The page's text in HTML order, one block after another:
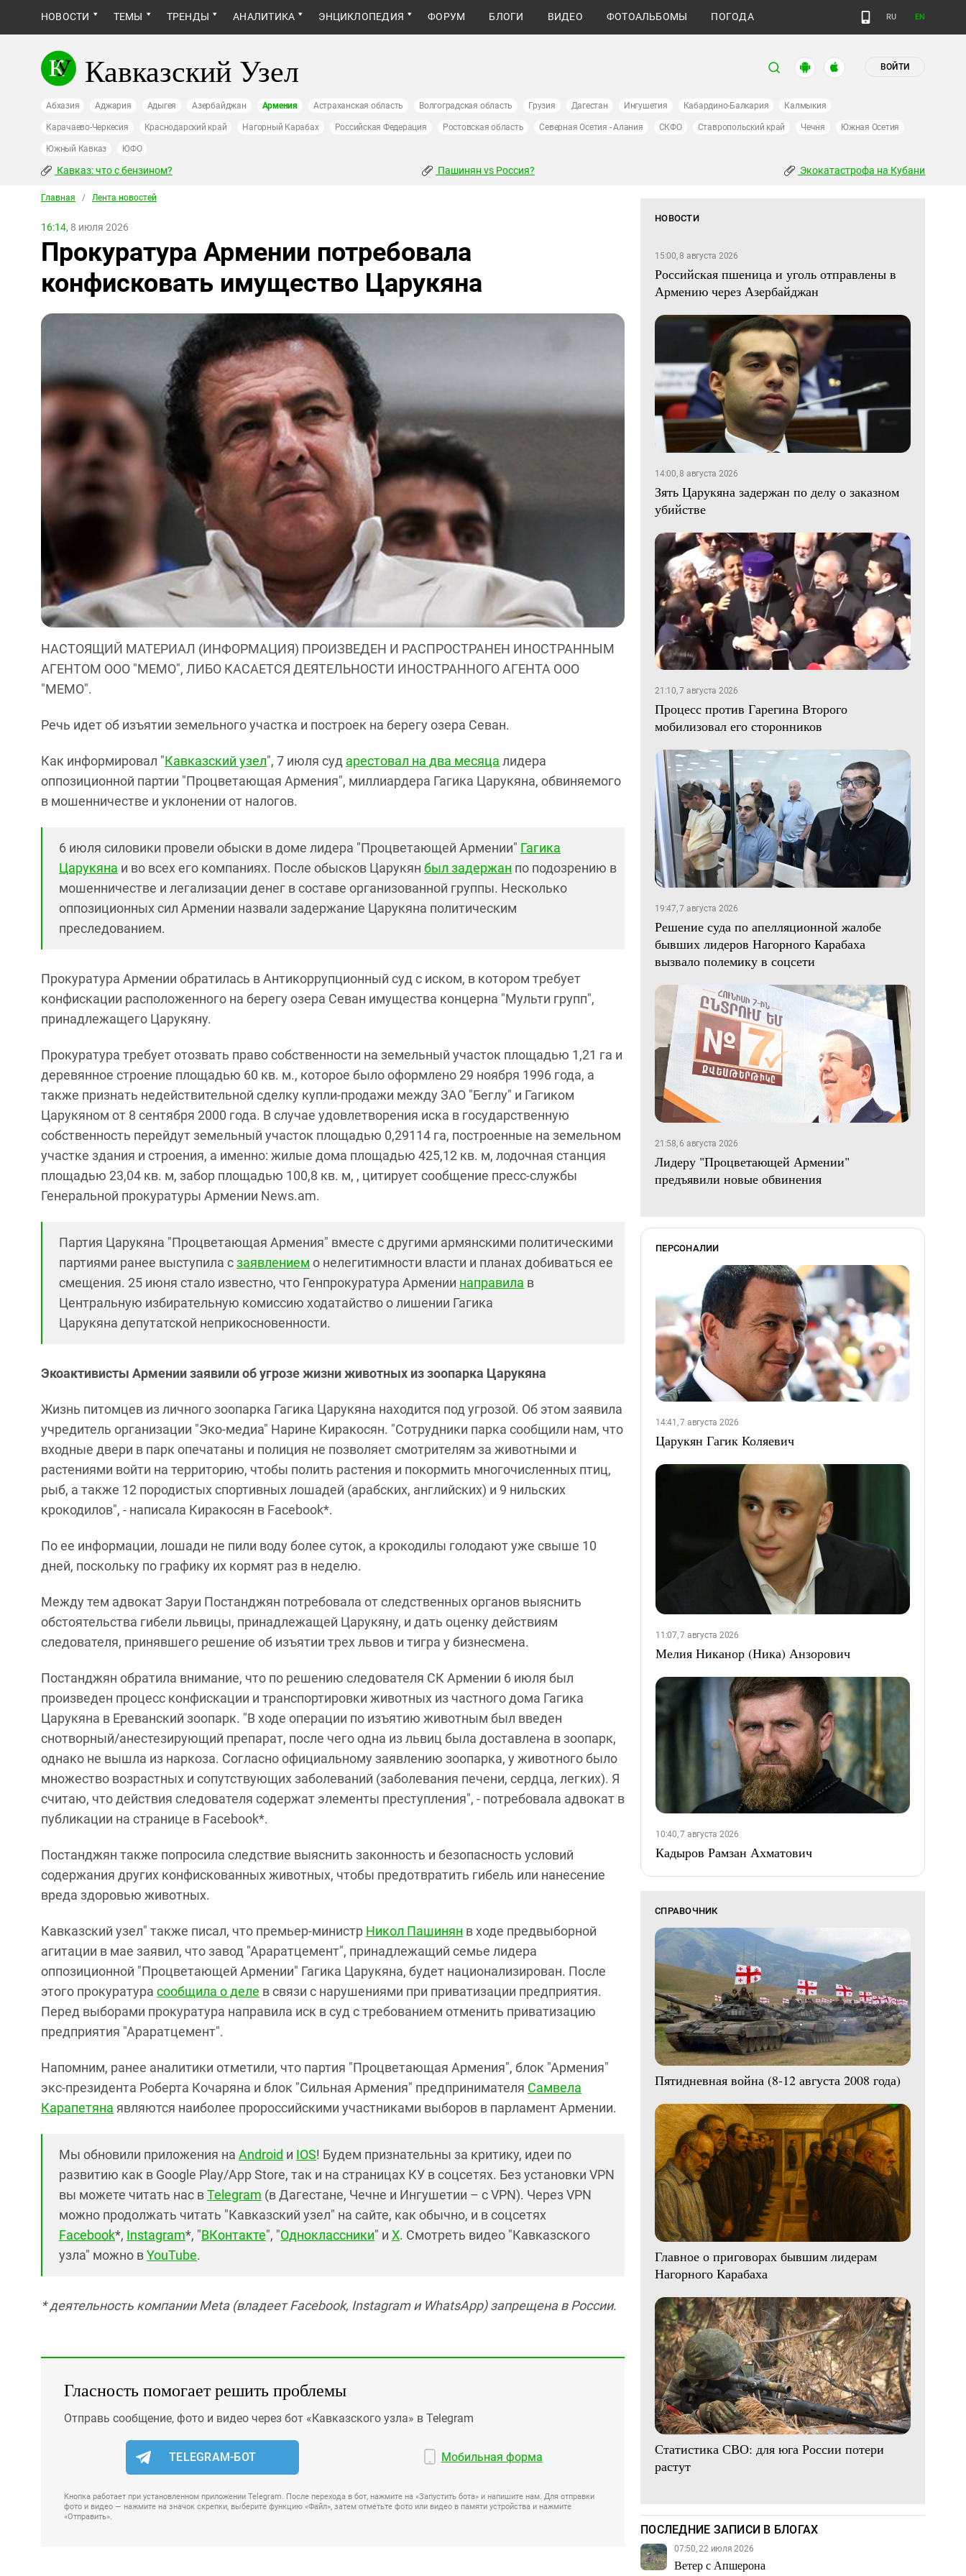
НОВОСТИ ТЕМЫ ТРЕНДЫ АНАЛИТИКА ЭНЦИКЛОПЕДИЯ ФОРУМ БЛОГИ ВИДЕО ФОТОАЛЬБОМЫ ПОГОДА RU EN
Кавказский Узел ВОЙТИ
Абхазия Аджария Адыгея Азербайджан Армения Астраханская область Волгоградская область Грузия Дагестан Ингушетия Кабардино-Балкария Калмыкия
Карачаево-Черкесия Краснодарский край Нагорный Карабах Российская Федерация Ростовская область Северная Осетия - Алания СКФО Ставропольский край Чечня Южная Осетия
Южный Кавказ ЮФО
Кавказ: что с бензином? Пашинян vs Россия? Экокатастрофа на Кубани
Главная / Лента новостей
16:14, 8 июля 2026
Прокуратура Армении потребовала
конфисковать имущество Царукяна
НАСТОЯЩИЙ МАТЕРИАЛ (ИНФОРМАЦИЯ) ПРОИЗВЕДЕН И РАСПРОСТРАНЕН ИНОСТРАННЫМ
АГЕНТОМ ООО "МЕМО", ЛИБО КАСАЕТСЯ ДЕЯТЕЛЬНОСТИ ИНОСТРАННОГО АГЕНТА ООО
"МЕМО".
Речь идет об изъятии земельного участка и построек на берегу озера Севан.
Как информировал "Кавказский узел", 7 июля суд арестовал на два месяца лидера
оппозиционной партии "Процветающая Армения", миллиардера Гагика Царукяна, обвиняемого
в мошенничестве и уклонении от налогов.
6 июля силовики провели обыски в доме лидера "Процветающей Армении" Гагика
Царукяна и во всех его компаниях. После обысков Царукян был задержан по подозрению в
мошенничестве и легализации денег в составе организованной группы. Несколько
оппозиционных сил Армении назвали задержание Царукяна политическим
преследованием.
Прокуратура Армении обратилась в Антикоррупционный суд с иском, в котором требует
конфискации расположенного на берегу озера Севан имущества концерна "Мульти групп",
принадлежащего Царукяну.
Прокуратура требует отозвать право собственности на земельный участок площадью 1,21 га и
деревянное строение площадью 60 кв. м., которое было оформлено 29 ноября 1996 года, а
также признать недействительной сделку купли-продажи между ЗАО "Беглу" и Гагиком
Царукяном от 8 сентября 2000 года. В случае удовлетворения иска в государственную
собственность перейдут земельный участок площадью 0,29114 га, построенные на земельном
участке здания и строения, а именно: жилые дома площадью 425,12 кв. м, лодочная станция
площадью 23,04 кв. м, забор площадью 100,8 кв. м, , цитирует сообщение пресс-службы
Генеральной прокуратуры Армении News.am.
Партия Царукяна "Процветающая Армения" вместе с другими армянскими политическими
партиями ранее выступила сзаявлением о нелегитимности власти и планах добиваться ее
смещения. 25 июня стало известно, что Генпрокуратура Армении направила в
Центральную избирательную комиссию ходатайство о лишении Гагика
Царукяна депутатской неприкосновенности.
Экоактивисты Армении заявили об угрозе жизни животных из зоопарка Царукяна
Жизнь питомцев из личного зоопарка Гагика Царукяна находится под угрозой. Об этом заявила
учредитель организации "Эко-медиа" Нарине Киракосян. "Сотрудники парка сообщили нам, что
входные двери в парк опечатаны и полиция не позволяет смотрителям за животными и
растениями войти на территорию, чтобы полить растения и покормить многочисленных птиц,
рыб, а также 12 породистых спортивных лошадей (арабских, английских) и 9 нильских
крокодилов", - написала Киракосян в Facebook*.
По ее информации, лошади не пили воду более суток, а крокодилы голодают уже свыше 10
дней, поскольку по графику их кормят раз в неделю.
Между тем адвокат Заруи Постанджян потребовала от следственных органов выяснить
обстоятельства гибели львицы, принадлежащей Царукяну, и дать оценку действиям
следователя, принявшего решение об изъятии трех львов и тигра у бизнесмена.
Постанджян обратила внимание, что по решению следователя СК Армении 6 июля был
произведен процесс конфискации и транспортировки животных из частного дома Гагика
Царукяна в Ереванский зоопарк. "В ходе операции по изъятию животным был введен
снотворный/анестезирующий препарат, после чего одна из львиц была доставлена в зоопарк,
однако не вышла из наркоза. Согласно официальному заявлению зоопарка, у животного было
множество возрастных и сопутствующих заболеваний (заболевания печени, сердца, легких). Я
считаю, что действия следователя содержат элементы преступления", - потребовала адвокат в
публикации на странице в Facebook*.
Постанджян также попросила следствие выяснить законность и безопасность условий
содержания других конфискованных животных, чтобы предотвратить гибель или нанесение
вреда здоровью животных.
Кавказский узел" также писал, что премьер-министр Никол Пашинян в ходе предвыборной
агитации в мае заявил, что завод "Араратцемент", принадлежащий семье лидера
оппозиционной "Процветающей Армении" Гагика Царукяна, будет национализирован. После
этого прокуратура сообщила о деле в связи с нарушениями при приватизации предприятия.
Перед выборами прокуратура направила иск в суд с требованием отменить приватизацию
предприятия "Араратцемент".
Напомним, ранее аналитики отметили, что партия "Процветающая Армения", блок "Армения"
экс-президента Роберта Кочаряна и блок "Сильная Армения" предпринимателя Самвела
Карапетяна являются наиболее пророссийскими участниками выборов в парламент Армении.
Мы обновили приложения на Android и IOS! Будем признательны за критику, идеи по
развитию как в Google Play/App Store, так и на страницах КУ в соцсетях. Без установки VPN
вы можете читать нас вTelegram (в Дагестане, Чечне и Ингушетии – с VPN). Через VPN
можно продолжать читать "Кавказский узел" на сайте, как обычно, и в соцсетях
Facebook*, Instagram*, "ВКонтакте", "Одноклассники" и X. Смотреть видео "Кавказского
узла" можно вYouTube.
* деятельность компании Meta (владеет Facebook, Instagram и WhatsApp) запрещена в России.
Гласность помогает решить проблемы
Отправь сообщение, фото и видео через бот «Кавказского узла» в Telegram
TELEGRAM-БОТ Мобильная форма
Кнопка работает при установленном приложении Telegram. После перехода в бот, нажмите на «Запустить бота» и напишите нам. Для отправки
фото и видео — нажмите на значок скрепки, выберите функцию «Файл», затем отметьте фото или видео в памяти устройства и нажмите
«Отправить».
НОВОСТИ
15:00, 8 августа 2026
Российская пшеница и уголь отправлены в
Армению через Азербайджан
14:00, 8 августа 2026
Зять Царукяна задержан по делу о заказном
убийстве
21:10, 7 августа 2026
Процесс против Гарегина Второго
мобилизовал его сторонников
19:47, 7 августа 2026
Решение суда по апелляционной жалобе
бывших лидеров Нагорного Карабаха
вызвало полемику в соцсети
21:58, 6 августа 2026
Лидеру "Процветающей Армении"
предъявили новые обвинения
ПЕРСОНАЛИИ
14:41, 7 августа 2026
Царукян Гагик Коляевич
11:07, 7 августа 2026
Мелия Никанор (Ника) Анзорович
10:40, 7 августа 2026
Кадыров Рамзан Ахматович
СПРАВОЧНИК
Пятидневная война (8-12 августа 2008 года)
Главное о приговорах бывшим лидерам
Нагорного Карабаха
Статистика СВО: для юга России потери
растут
ПОСЛЕДНИЕ ЗАПИСИ В БЛОГАХ
07:50, 22 июля 2026
Ветер с Апшерона